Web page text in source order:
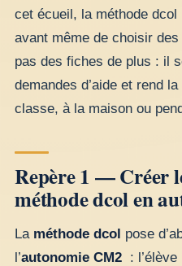
cet écueil, la méthode
avant même de choisir
pas des fiches de plus : il
demandes d’aide et rend
classe, à la maison ou
Repère 1 — Créer
méthode dcol en
La méthode dcol pose
l’autonomie CM2 :